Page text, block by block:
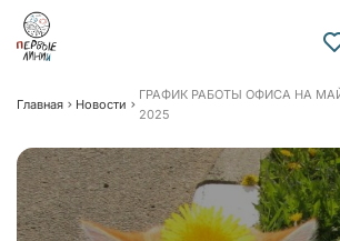
Главная Новости
ГРАФИК РАБОТЫ ОФИСА НА
2025